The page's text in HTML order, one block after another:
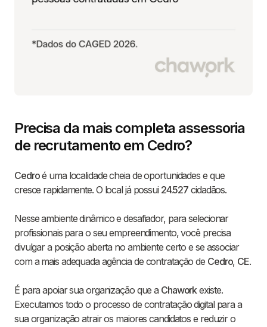
Precisa da mais completa assessoria
de recrutamento em Cedro?
Cedroé uma localidade cheia de oportunidades e que
cresce rapidamente. O local já possui 24.527 cidadãos.
Nesse ambiente dinâmico e desafiador, para selecionar
profissionais para o seu empreendimento, você precisa
divulgar a posição aberta no ambiente certo e se associar
com a mais adequada agência de contratação de Cedro, CE.
É para apoiar sua organização que a Chaworkexiste.
Executamos todo o processo de contratação digital para a
sua organização atrair os maiores candidatos e reduzir o